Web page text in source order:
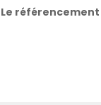
Le référencement